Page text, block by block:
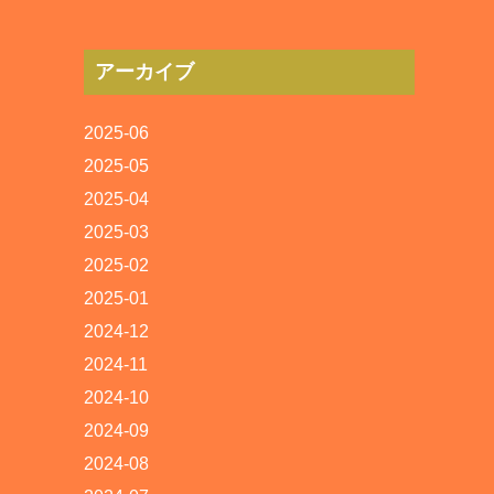
アーカイブ
2025-06
2025-05
2025-04
2025-03
2025-02
2025-01
2024-12
2024-11
2024-10
2024-09
2024-08